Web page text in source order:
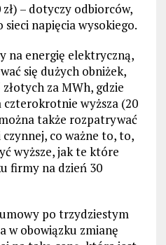
zł) – dotyczy odbiorców,
napięcia wysokiego.
na energię elektryczną,
się dużych obniżek,
za MWh, gdzie
czterokrotnie wyższa (20
także rozpatrywać
co ważne to, to,
wyższe, jak te które
firmy na dzień 30
po trzydziestym
w obowiązku zmianę